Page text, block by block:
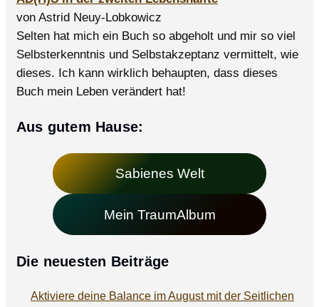
von Astrid Neuy-Lobkowicz
Selten hat mich ein Buch so abgeholt und mir so viel
Selbsterkenntnis und Selbstakzeptanz vermittelt, wie
dieses. Ich kann wirklich behaupten, dass dieses
Buch mein Leben verändert hat!
Aus gutem Hause:
Sabienes Welt
Mein TraumAlbum
Die neuesten Beiträge
Aktiviere deine Balance im August mit der Seitlichen